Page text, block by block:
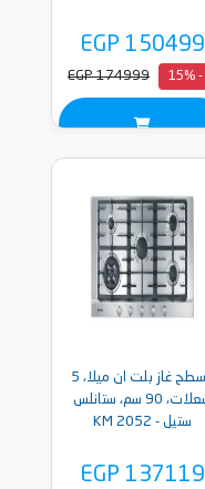
EGP 150499
- 15%
EGP 174999
مسطح غاز بلت ان ميلا، 5
شعلات، 90 سم، ستانلس
ستيل - KM 2052
EGP 137119